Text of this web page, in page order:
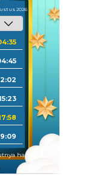
2026
hari ini.